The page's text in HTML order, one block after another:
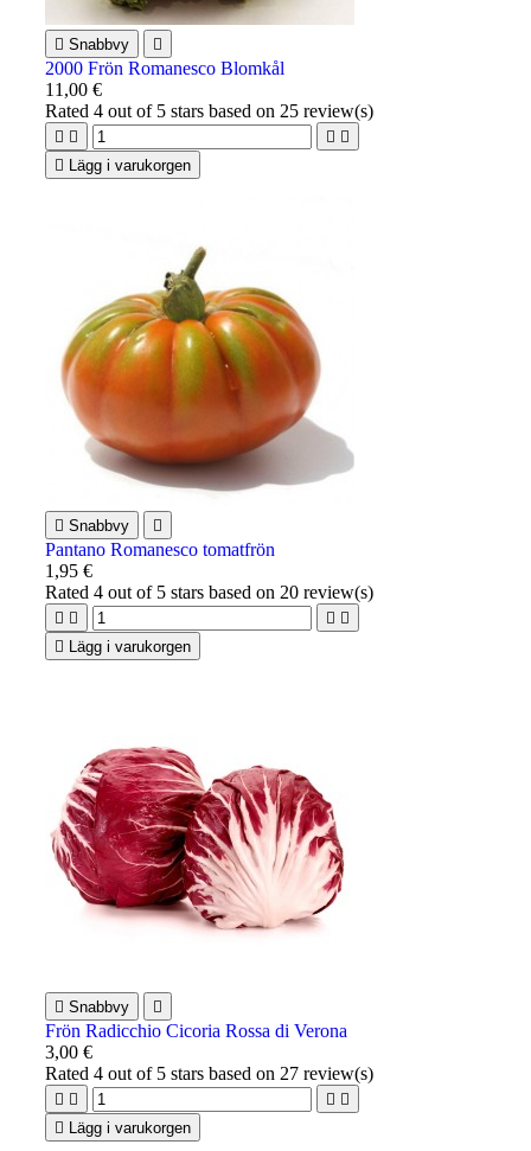
 Snabbvy 
2000 Frön Romanesco Blomkål
11,00 €
Rated4 out of 5 stars based on 25 review(s)
   
 Lägg i varukorgen
 Snabbvy 
Pantano Romanesco tomatfrön
1,95 €
Rated4 out of 5 stars based on 20 review(s)
   
 Lägg i varukorgen
 Snabbvy 
Frön Radicchio Cicoria Rossa di Verona
3,00 €
Rated4 out of 5 stars based on 27 review(s)
   
 Lägg i varukorgen